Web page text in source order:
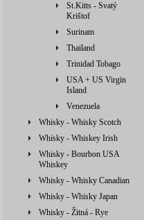
St.Kitts - Svatý
Krištof
Surinam
Thailand
Trinidad Tobago
USA + US Virgin
Island
Venezuela
Whisky - Whisky Scotch
Whisky - Whiskey Irish
Whisky - Bourbon USA
Whiskey
Whisky - Whisky Canadian
Whisky - Whisky Japan
Whisky - Žitná - Rye